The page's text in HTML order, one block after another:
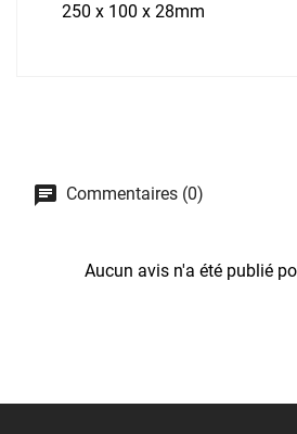
250 x 100 x 28mm
Commentaires (0)
Aucun avis n'a été publié